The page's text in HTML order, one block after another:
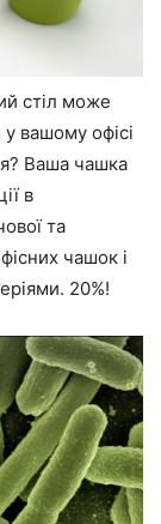
стіл може
вашому офісі
Ваша чашка
в
та
чашок і
20%!